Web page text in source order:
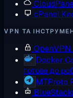
cPanel
VPN ТА
OpenVPN
Docker
готове до
MTProto